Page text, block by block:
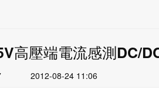
高壓端電流感測DC/
2012-08-24 11:06